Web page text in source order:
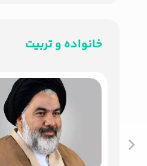
خانواده و تربیت